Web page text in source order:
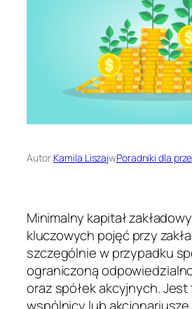
Autor:Kamila LiszajwPoradniki dla
Minimalny kapitał
kluczowych pojęć przy
szczególnie w przypadku
ograniczoną
oraz spółek akcyjnych.